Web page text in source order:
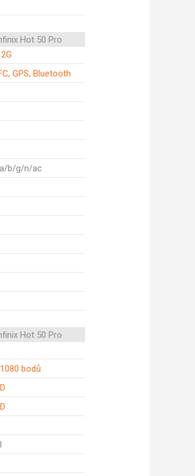
Hot 50 Pro
GPS, Bluetooth
b/g/n/ac
Hot 50 Pro
bodů